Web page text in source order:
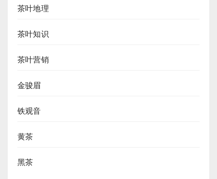
茶叶地理
茶叶知识
茶叶营销
金骏眉
铁观音
黄茶
黑茶